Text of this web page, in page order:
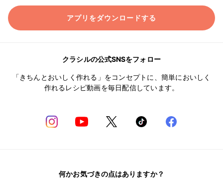
アプリをダウンロードする
クラシルの公式SNSをフォロー
「きちんとおいしく作れる」をコンセプトに、簡単においしく
作れるレシピ動画を毎日配信しています。
何かお気づきの点はありますか？